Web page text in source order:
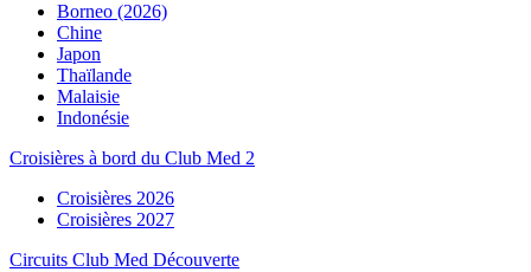
Borneo (2026)
Chine
Japon
Thaïlande
Malaisie
Indonésie
Croisières à bord du Club Med 2
Croisières 2026
Croisières 2027
Circuits Club Med Découverte